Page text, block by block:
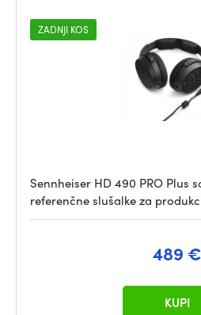
ZADNJI KOS
Sennheiser HD 490 PRO Plus
referenčne slušalke za
489 €
KUPI